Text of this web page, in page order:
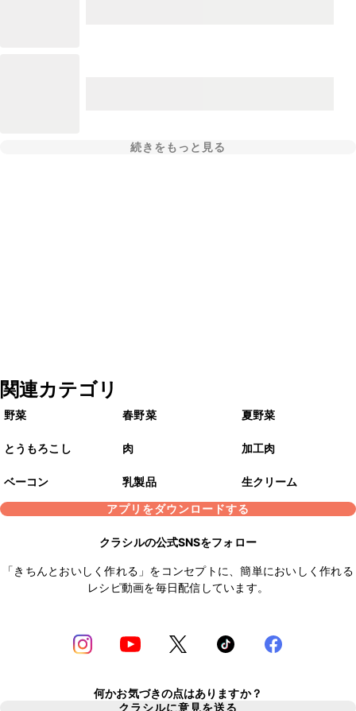
続きをもっと見る
関連カテゴリ
野菜 春野菜 夏野菜
とうもろこし 肉 加工肉
ベーコン 乳製品
生クリーム
アプリをダウンロードする
クラシルの公式SNSをフォロー
「きちんとおいしく作れる」をコンセプトに、簡単においしく作れる
レシピ動画を毎日配信しています。
何かお気づきの点はありますか？
クラシルに意見を送る